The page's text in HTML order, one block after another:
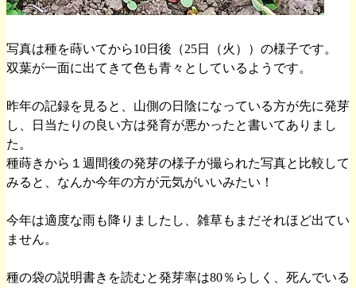
写真は種を蒔いてから10日後（25日（火））の様子です。
双葉が一面に出てきて色も青々としているようです。
昨年の記録を見ると、山側の日陰になっている方が先に発芽
し、日当たりの良い方は発育が悪かったと書いてありまし
た。
種蒔きから１週間後の発芽の様子が撮られた写真と比較して
みると、なんか今年の方が元気がいいみたい！
今年は適度な雨も降りましたし、雑草もまだそれほど出てい
ません。
種の袋の説明書きを読むと発芽率は80％らしく、死んでいる